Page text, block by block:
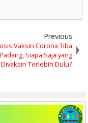
Previous
Vaksin Corona Tiba
Siapa Saja yang
Divaksin Terlebih Dulu?